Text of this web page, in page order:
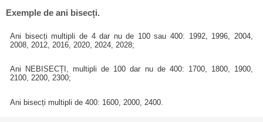
Exemple de ani bisecți.
Ani bisecți multipli de 4 dar nu de 100 sau 400: 1992, 1996, 2004,
2008, 2012, 2016, 2020, 2024, 2028;
Ani NEBISECȚI, multipli de 100 dar nu de 400: 1700, 1800, 1900,
2100, 2200, 2300;
Ani bisecți multipli de 400: 1600, 2000, 2400.